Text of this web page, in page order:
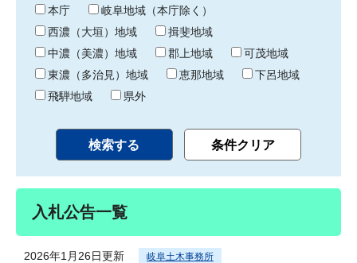
わ
り
本庁
岐阜地域（本庁除く）
西濃（大垣）地域
揖斐地域
中濃（美濃）地域
郡上地域
可茂地域
東濃（多治見）地域
恵那地域
下呂地域
飛騨地域
県外
入札公告一覧
2026年1月26日更新 岐阜土木事務所